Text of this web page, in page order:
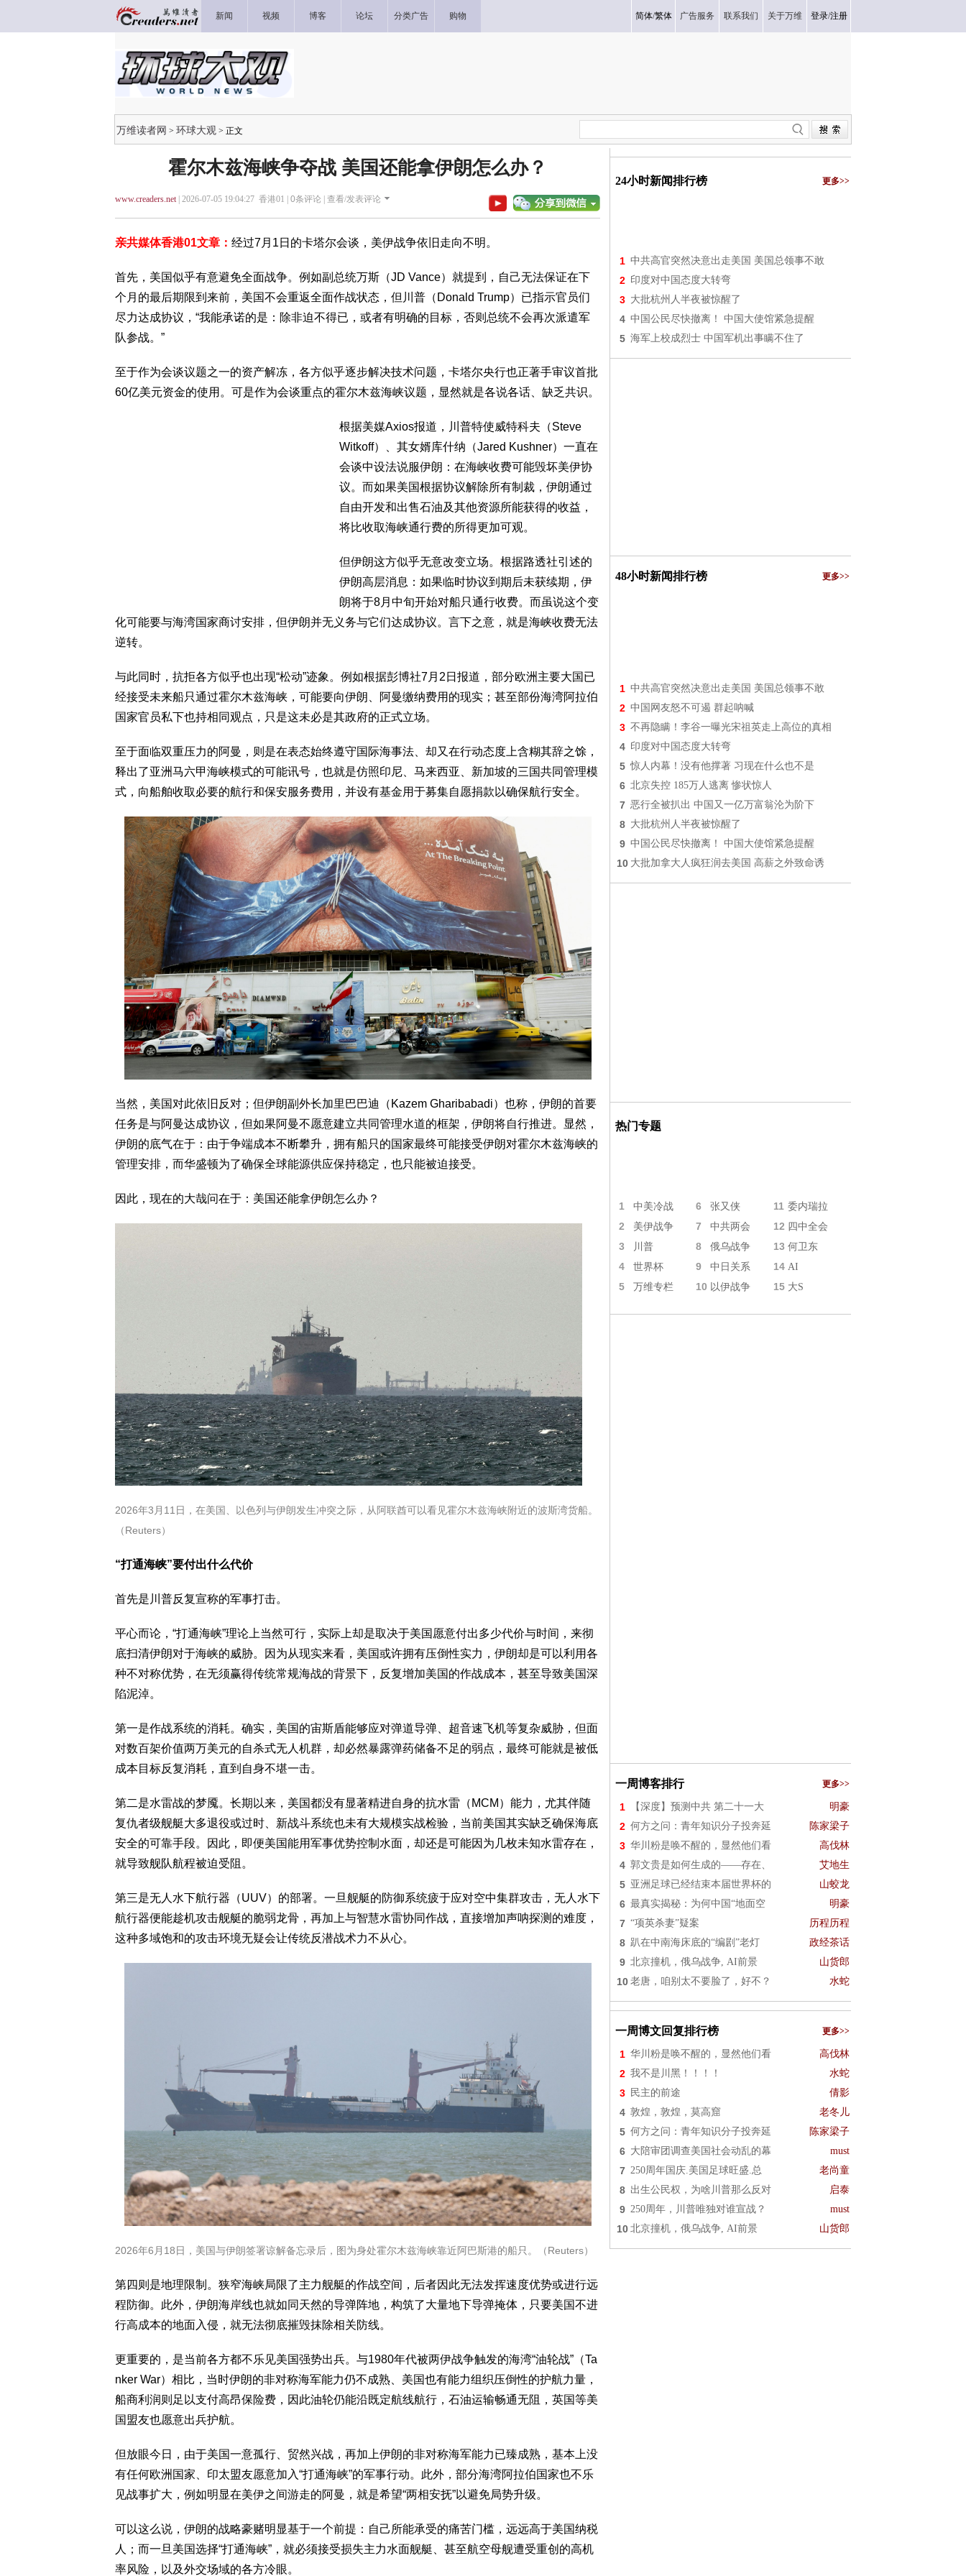
新闻 视频 博客 论坛 分类广告 购物 简体/繁体 广告服务 联系我们 关于万维 登录/注册
万维读者网 > 环球大观 > 正文
霍尔木兹海峡争夺战 美国还能拿伊朗怎么办？
www.creaders.net| 2026-07-05 19:04:27 香港01 | 0条评论 | 查看/发表评论
亲共媒体香港01文章： 经过7月1日的卡塔尔会谈，美伊战争依旧走向不明。
首先，美国似乎有意避免全面战争。例如副总统万斯（JD Vance）就提到，自己无法保证在下
个月的最后期限到来前，美国不会重返全面作战状态，但川普（Donald Trump）已指示官员们
尽力达成协议，“我能承诺的是：除非迫不得已，或者有明确的目标，否则总统不会再次派遣军
队参战。”
至于作为会谈议题之一的资产解冻，各方似乎逐步解决技术问题，卡塔尔央行也正著手审议首批
60亿美元资金的使用。可是作为会谈重点的霍尔木兹海峡议题，显然就是各说各话、缺乏共识。
根据美媒Axios报道，川普特使威特科夫（Steve
Witkoff）、其女婿库什纳（Jared Kushner）一直在
会谈中设法说服伊朗：在海峡收费可能毁坏美伊协
议。而如果美国根据协议解除所有制裁，伊朗通过
自由开发和出售石油及其他资源所能获得的收益，
将比收取海峡通行费的所得更加可观。
但伊朗这方似乎无意改变立场。根据路透社引述的
伊朗高层消息：如果临时协议到期后未获续期，伊
朗将于8月中旬开始对船只通行收费。而虽说这个变
化可能要与海湾国家商讨安排，但伊朗并无义务与它们达成协议。言下之意，就是海峡收费无法
逆转。
与此同时，抗拒各方似乎也出现“松动”迹象。例如根据彭博社7月2日报道，部分欧洲主要大国已
经接受未来船只通过霍尔木兹海峡，可能要向伊朗、阿曼缴纳费用的现实；甚至部份海湾阿拉伯
国家官员私下也持相同观点，只是这未必是其政府的正式立场。
至于面临双重压力的阿曼，则是在表态始终遵守国际海事法、却又在行动态度上含糊其辞之馀，
释出了亚洲马六甲海峡模式的可能讯号，也就是仿照印尼、马来西亚、新加坡的三国共同管理模
式，向船舶收取必要的航行和保安服务费用，并设有基金用于募集自愿捐款以确保航行安全。
当然，美国对此依旧反对；但伊朗副外长加里巴巴迪（Kazem Gharibabadi）也称，伊朗的首要
任务是与阿曼达成协议，但如果阿曼不愿意建立共同管理水道的框架，伊朗将自行推进。显然，
伊朗的底气在于：由于争端成本不断攀升，拥有船只的国家最终可能接受伊朗对霍尔木兹海峡的
管理安排，而华盛顿为了确保全球能源供应保持稳定，也只能被迫接受。
因此，现在的大哉问在于：美国还能拿伊朗怎么办？
2026年3月11日，在美国、以色列与伊朗发生冲突之际，从阿联酋可以看见霍尔木兹海峡附近的波斯湾货船。
（Reuters）
“打通海峡”要付出什么代价
首先是川普反复宣称的军事打击。
平心而论，“打通海峡”理论上当然可行，实际上却是取决于美国愿意付出多少代价与时间，来彻
底扫清伊朗对于海峡的威胁。因为从现实来看，美国或许拥有压倒性实力，伊朗却是可以利用各
种不对称优势，在无须赢得传统常规海战的背景下，反复增加美国的作战成本，甚至导致美国深
陷泥淖。
第一是作战系统的消耗。确实，美国的宙斯盾能够应对弹道导弹、超音速飞机等复杂威胁，但面
对数百架价值两万美元的自杀式无人机群，却必然暴露弹药储备不足的弱点，最终可能就是被低
成本目标反复消耗，直到自身不堪一击。
第二是水雷战的梦魇。长期以来，美国都没有显著精进自身的抗水雷（MCM）能力，尤其伴随
复仇者级舰艇大多退役或过时、新战斗系统也未有大规模实战检验，当前美国其实缺乏确保海底
安全的可靠手段。因此，即便美国能用军事优势控制水面，却还是可能因为几枚未知水雷存在，
就导致舰队航程被迫受阻。
第三是无人水下航行器（UUV）的部署。一旦舰艇的防御系统疲于应对空中集群攻击，无人水下
航行器便能趁机攻击舰艇的脆弱龙骨，再加上与智慧水雷协同作战，直接增加声呐探测的难度，
这种多域饱和的攻击环境无疑会让传统反潜战术力不从心。
2026年6月18日，美国与伊朗签署谅解备忘录后，图为身处霍尔木兹海峡靠近阿巴斯港的船只。（Reuters）
第四则是地理限制。狭窄海峡局限了主力舰艇的作战空间，后者因此无法发挥速度优势或进行远
程防御。此外，伊朗海岸线也就如同天然的导弹阵地，构筑了大量地下导弹掩体，只要美国不进
行高成本的地面入侵，就无法彻底摧毁抹除相关防线。
更重要的，是当前各方都不乐见美国强势出兵。与1980年代被两伊战争触发的海湾“油轮战”（Ta
nker War）相比，当时伊朗的非对称海军能力仍不成熟、美国也有能力组织压倒性的护航力量，
船商利润则足以支付高昂保险费，因此油轮仍能沿既定航线航行，石油运输畅通无阻，英国等美
国盟友也愿意出兵护航。
但放眼今日，由于美国一意孤行、贸然兴战，再加上伊朗的非对称海军能力已臻成熟，基本上没
有任何欧洲国家、印太盟友愿意加入“打通海峡”的军事行动。此外，部分海湾阿拉伯国家也不乐
见战事扩大，例如明显在美伊之间游走的阿曼，就是希望“两相安抚”以避免局势升级。
可以这么说，伊朗的战略豪赌明显基于一个前提：自己所能承受的痛苦门槛，远远高于美国纳税
人；而一旦美国选择“打通海峡”，就必须接受损失主力水面舰艇、甚至航空母舰遭受重创的高机
率风险，以及外交场域的各方冷眼。
24小时新闻排行榜 更多>>
1 中共高官突然决意出走美国 美国总领事不敢
2 印度对中国态度大转弯
3 大批杭州人半夜被惊醒了
4 中国公民尽快撤离！ 中国大使馆紧急提醒
5 海军上校成烈士 中国军机出事瞒不住了
48小时新闻排行榜 更多>>
1 中共高官突然决意出走美国 美国总领事不敢
2 中国网友怒不可遏 群起呐喊
3 不再隐瞒！李谷一曝光宋祖英走上高位的真相
4 印度对中国态度大转弯
5 惊人内幕！没有他撑著 习现在什么也不是
6 北京失控 185万人逃离 惨状惊人
7 恶行全被扒出 中国又一亿万富翁沦为阶下
8 大批杭州人半夜被惊醒了
9 中国公民尽快撤离！ 中国大使馆紧急提醒
10 大批加拿大人疯狂润去美国 高薪之外致命诱
热门专题
1 中美冷战 6 张又侠 11 委内瑞拉
2 美伊战争 7 中共两会 12 四中全会
3 川普 8 俄乌战争 13 何卫东
4 世界杯 9 中日关系 14 AI
5 万维专栏 10 以伊战争 15 大S
一周博客排行 更多>>
1 【深度】预测中共 第二十一大 明豪
2 何方之问：青年知识分子投奔延 陈家梁子
3 华川粉是唤不醒的，显然他们看 高伐林
4 郭文贵是如何生成的——存在、 艾地生
5 亚洲足球已经结束本届世界杯的 山蛟龙
6 最真实揭秘：为何中国“地面空 明豪
7 “项英杀妻”疑案 历程历程
8 趴在中南海床底的“编剧”老灯 政经茶话
9 北京撞机，俄乌战争, AI前景 山货郎
10 老唐，咱别太不要脸了，好不？ 水蛇
一周博文回复排行榜 更多>>
1 华川粉是唤不醒的，显然他们看 高伐林
2 我不是川黑！！！！ 水蛇
3 民主的前途 倩影
4 敦煌，敦煌，莫高窟 老冬儿
5 何方之问：青年知识分子投奔延 陈家梁子
6 大陪审团调查美国社会动乱的幕 must
7 250周年国庆.美国足球旺盛.总 老尚童
8 出生公民权，为啥川普那么反对 启泰
9 250周年，川普唯独对谁宣战？ must
10 北京撞机，俄乌战争, AI前景 山货郎